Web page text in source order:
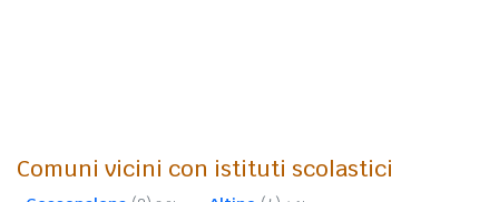
Comuni vicini con istituti scolastici